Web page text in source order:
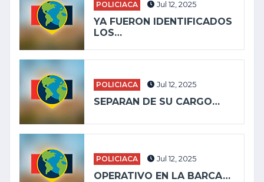
POLICIACA Jul 12, 2025
YA FUERON IDENTIFICADOS
LOS…
POLICIACA Jul 12, 2025
SEPARAN DE SU CARGO…
POLICIACA Jul 12, 2025
OPERATIVO EN LA BARCA…